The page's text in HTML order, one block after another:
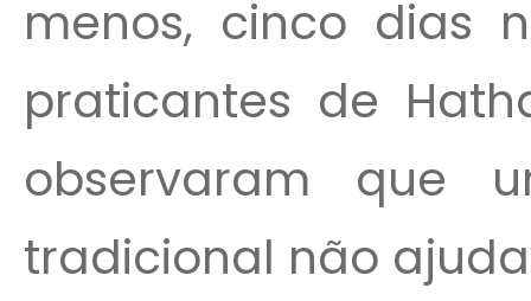
menos, cinco dias
praticantes de
observaram que
tradicional não